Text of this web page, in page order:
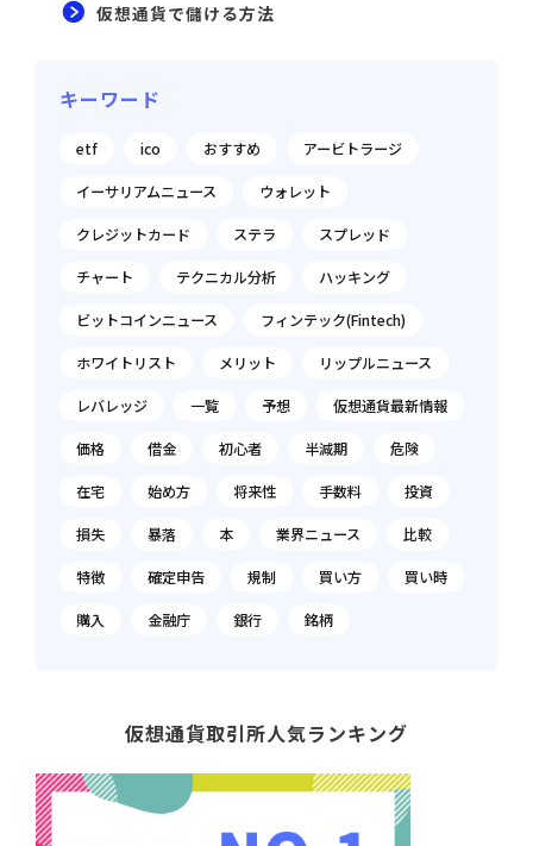
仮想通貨で儲ける方法
キーワード
etf ico おすすめ
アービトラージ
イーサリアムニュース
ウォレット
クレジットカード
ステラ
スプレッド
チャート
テクニカル分析
ハッキング
ビットコインニュース
フィンテック(Fintech)
ホワイトリスト
メリット
リップルニュース
レバレッジ
一覧 予想
仮想通貨最新情報
価格
借金 初心者 半減期
危険
在宅
始め方 将来性 手数料
投資
損失
暴落 本 業界ニュース
比較
特徴
確定申告 規制 買い方
買い時
購入
金融庁 銀行 銘柄
仮想通貨取引所人気ランキング